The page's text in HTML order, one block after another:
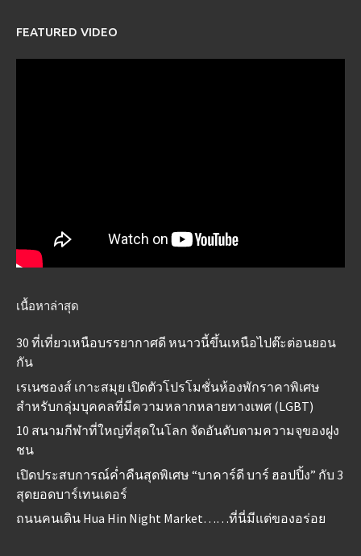
FEATURED VIDEO
เนื้อหาล่าสุด
30 ที่เที่ยวเหนือบรรยากาศดี หนาวนี้ขึ้นเหนือไปต๊ะต่อนยอน
กัน
เรเนซองส์ เกาะสมุย เปิดตัวโปรโมชั่นห้องพักราคาพิเศษ
สำหรับกลุ่มบุคคลที่มีความหลากหลายทางเพศ (LGBT)
10 สนามกีฬาที่ใหญ่ที่สุดในโลก จัดอันดับตามความจุของฝูง
ชน
เปิดประสบการณ์ค่ำคืนสุดพิเศษ “บาคาร์ดี บาร์ ฮอปปิ้ง” กับ 3
สุดยอดบาร์เทนเดอร์
ถนนคนเดิน Hua Hin Night Market……ที่นี่มีแต่ของอร่อย